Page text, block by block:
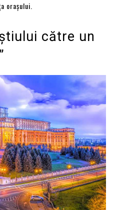
orașului.
către un